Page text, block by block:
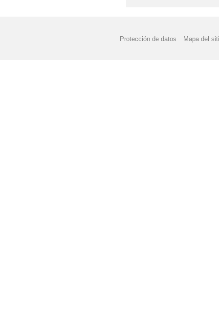
Protección de datos Mapa del